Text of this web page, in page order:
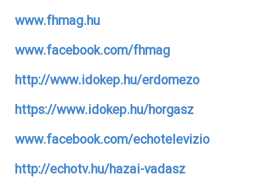
www.fhmag.hu
www.facebook.com/fhmag
http://www.idokep.hu/erdomezo
https://www.idokep.hu/horgasz
www.facebook.com/echotelevizio
http://echotv.hu/hazai-vadasz